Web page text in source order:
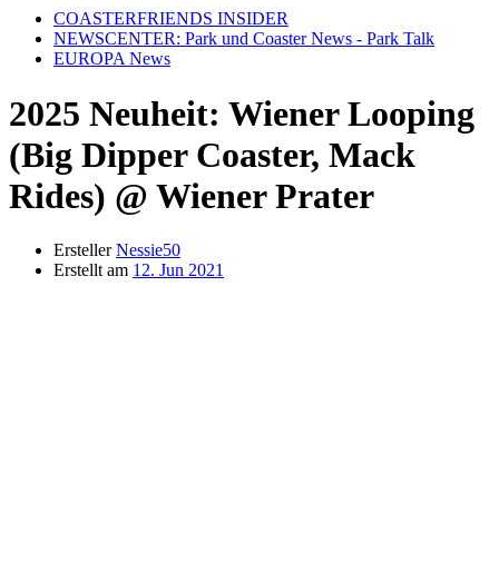
COASTERFRIENDS INSIDER
NEWSCENTER: Park und Coaster News - Park Talk
EUROPA News
2025 Neuheit: Wiener Looping
(Big Dipper Coaster, Mack
Rides) @ Wiener Prater
Ersteller Nessie50
Erstellt am 12. Jun 2021